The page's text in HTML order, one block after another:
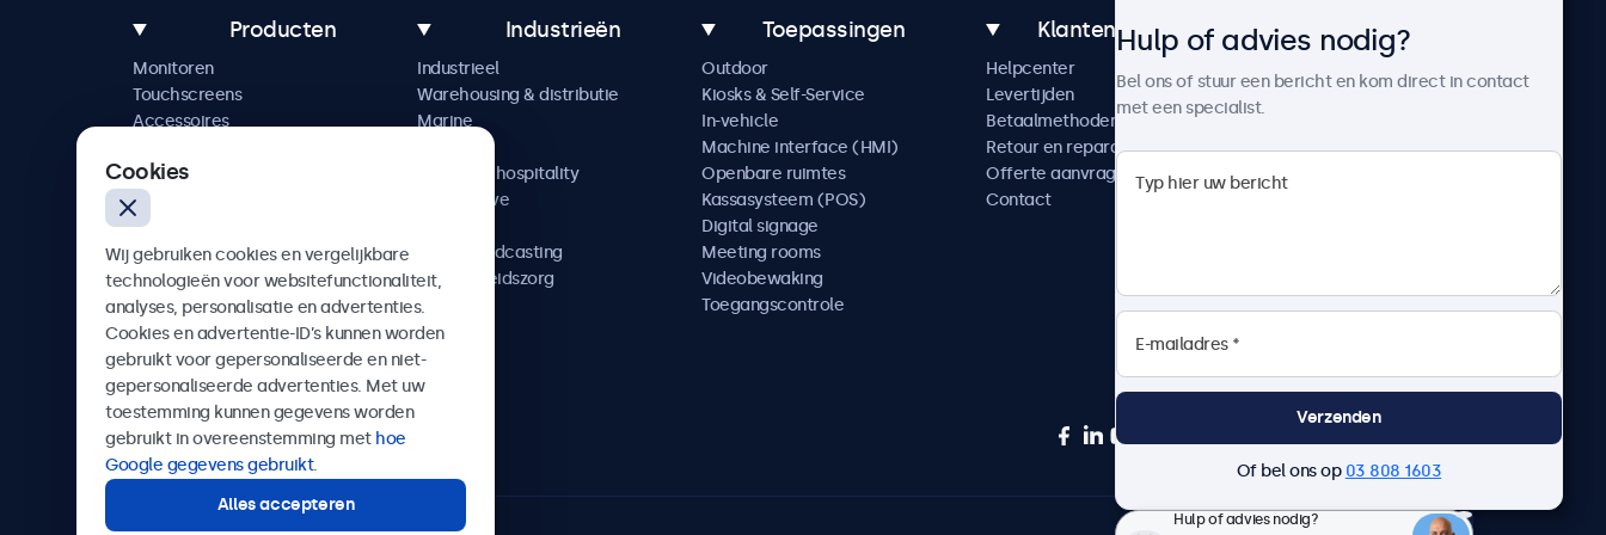
Producten
Monitoren
Touchscreens
Accessoires
Industrieën
Industrieel
Warehousing & distributie
Marine
Horeca & hospitality
Automotive
AV & Broadcasting
Gezondheidszorg
Toepassingen
Outdoor
Kiosks & Self-Service
In-vehicle
Machine interface (HMI)
Openbare ruimtes
Kassasysteem (POS)
Digital signage
Meeting rooms
Videobewaking
Toegangscontrole
Klantenservice
Helpcenter
Levertijden
Betaalmethoden
Retour en reparatie
Offerte aanvragen
Contact
Over Beetronics
Werken bij Beetronics
Algemene voorwaarden
Beetronics
Quellinstraat 49, 2018 Antwerpen, Belgïe
Hulp of advies nodig?
Bel ons of stuur een bericht en kom direct in contact
met een specialist.
Verzenden
Of bel ons op 03 808 1603
Hulp of advies nodig?
Cookies
Wij gebruiken cookies en vergelijkbare
technologieën voor websitefunctionaliteit,
analyses, personalisatie en advertenties.
Cookies en advertentie-ID’s kunnen worden
gebruikt voor gepersonaliseerde en niet-
gepersonaliseerde advertenties. Met uw
toestemming kunnen gegevens worden
gebruikt in overeenstemming met hoe
Google gegevens gebruikt.
Alles accepteren